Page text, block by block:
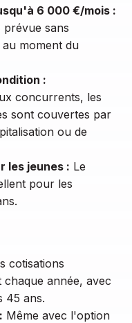
6 000 €/mois :
prévue sans
moment du
:
concurrents, les
sont couvertes par
ou de
les jeunes : Le
pour les
cotisations
chaque année, avec
45 ans.
Même avec l'option